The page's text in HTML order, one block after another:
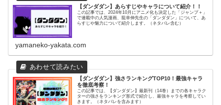
【ダンダダン】あらすじやキャラについて紹介！！
この記事では、2024年10月にアニメ化も決定した「ジャンプ＋」
で連載中の人気漫画、龍幸伸先生の「ダンダダン」について、あ
らすじや魅力について紹介します。（ネタバレ含む）
yamaneko-yakata.com
【ダンダダン】強さランキングTOP10！最強キャラ
を徹底考察！
この記事では、【ダンダダン】最新刊（14巻）までの各キャラク
ターの強さをランキング形式で紹介し、最強キャラを考察してい
きます。（ネタバレを含みます）